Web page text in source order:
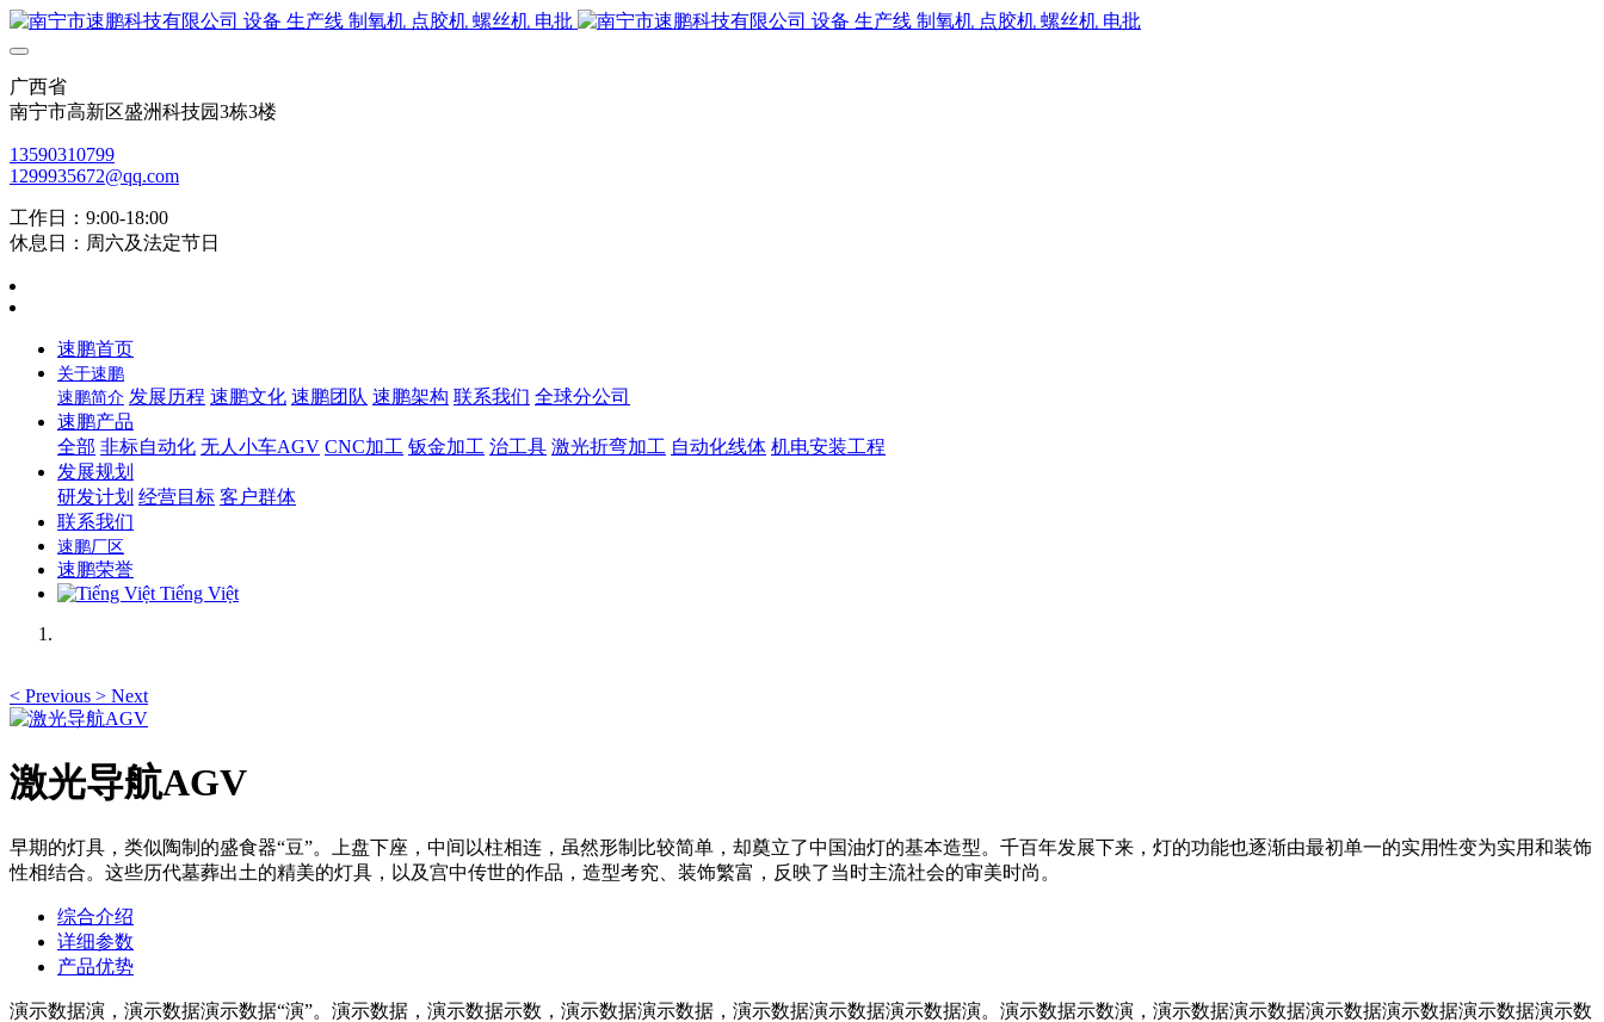
广西省
南宁市高新区盛洲科技园3栋3楼
13590310799
1299935672@qq.com
工作日：9:00-18:00
休息日：周六及法定节日
速鹏首页
关于速鹏
速鹏简介 发展历程 速鹏文化 速鹏团队 速鹏架构 联系我们 全球分公司
速鹏产品
全部 非标自动化 无人小车AGV CNC加工 钣金加工 治工具 激光折弯加工 自动化线体 机电安装工程
发展规划
研发计划 经营目标 客户群体
联系我们
速鹏厂区
速鹏荣誉
Tiếng Việt
< Previous > Next
激光导航AGV
早期的灯具，类似陶制的盛食器“豆”。上盘下座，中间以柱相连，虽然形制比较简单，却奠立了中国油灯的基本造型。千百年发展下来，灯的功能也逐渐由最初单一的实用性变为实用和装饰
性相结合。这些历代墓葬出土的精美的灯具，以及宫中传世的作品，造型考究、装饰繁富，反映了当时主流社会的审美时尚。
综合介绍
详细参数
产品优势
演示数据演，演示数据演示数据“演”。演示数据，演示数据示数，演示数据演示数据，演示数据演示数据演示数据演。演示数据示数演，演示数据演示数据演示数据演示数据演示数据演示数